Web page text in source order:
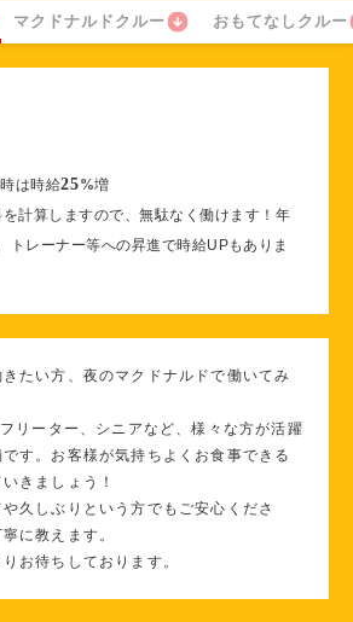
マクドナルドクルー おもてなしクルー
は時給25%増
を計算しますので、無駄なく働けます！年
トレーナー等への昇進で時給UPもありま
たい方、夜のマクドナルドで働いてみ
リーター、シニアなど、様々な方が活躍
す。お客様が気持ちよくお食事できる
きましょう！
久しぶりという方でもご安心くださ
に教えます。
お待ちしております。